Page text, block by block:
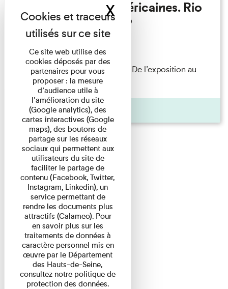
Modernités sud-américaines. Rio
– Buenos Aires 1909
Lecture
Les Invités de l’Imprimerie n°8. De l’exposition au
livre. Modernités ...
Pages
Ce site web utilise des
cookies déposés par des
partenaires pour vous
proposer : la mesure
d’audience utile à
l’amélioration du site
(Google analytics), des
cartes interactives (Google
maps), des boutons de
partage sur les réseaux
sociaux qui permettent aux
utilisateurs du site de
faciliter le partage de
contenu (Facebook, Twitter,
Instagram, Linkedin), un
service permettant de
rendre les documents plus
attractifs (Calameo). Pour
en savoir plus sur les
traitements de données à
caractère personnel mis en
œuvre par le Département
des Hauts-de-Seine,
consultez notre politique de
protection des données.
XMasquer le